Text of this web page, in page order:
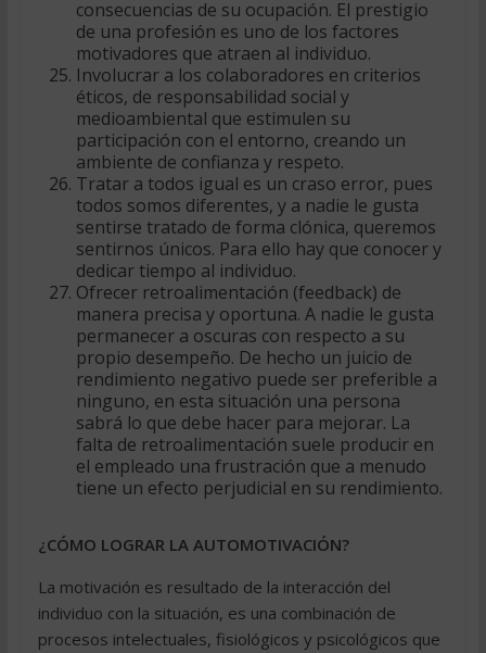
consecuencias de su ocupación. El prestigio
de una profesión es uno de los factores
motivadores que atraen al individuo.
Involucrar a los colaboradores en criterios
éticos, de responsabilidad social y
medioambiental que estimulen su
participación con el entorno, creando un
ambiente de confianza y respeto.
Tratar a todos igual es un craso error, pues
todos somos diferentes, y a nadie le gusta
sentirse tratado de forma clónica, queremos
sentirnos únicos. Para ello hay que conocer y
dedicar tiempo al individuo.
Ofrecer retroalimentación (feedback) de
manera precisa y oportuna. A nadie le gusta
permanecer a oscuras con respecto a su
propio desempeño. De hecho un juicio de
rendimiento negativo puede ser preferible a
ninguno, en esta situación una persona
sabrá lo que debe hacer para mejorar. La
falta de retroalimentación suele producir en
el empleado una frustración que a menudo
tiene un efecto perjudicial en su rendimiento.
¿CÓMO LOGRAR LA AUTOMOTIVACIÓN?
La motivación es resultado de la interacción del
individuo con la situación, es una combinación de
procesos intelectuales, fisiológicos y psicológicos que